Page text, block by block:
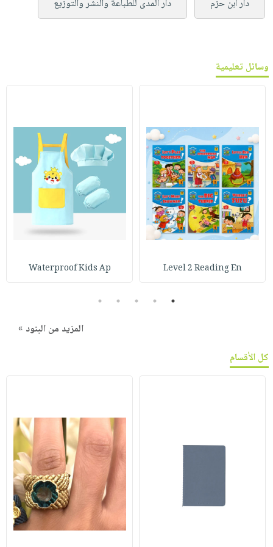
دار ابن حزم دار المدى للطباعة والنشر والتوزيع
وسائل تعليمية
Level 2 Reading En
Waterproof Kids Ap
1
2
3
4
5
المزيد من البنود »
كل الأقسام